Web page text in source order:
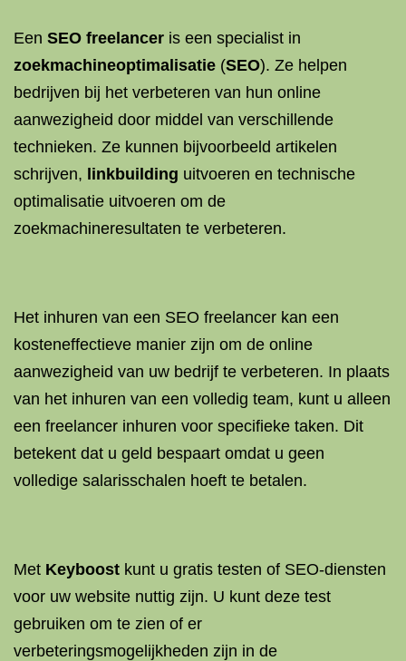
Een SEO freelancer is een specialist in
zoekmachineoptimalisatie (SEO). Ze helpen
bedrijven bij het verbeteren van hun online
aanwezigheid door middel van verschillende
technieken. Ze kunnen bijvoorbeeld artikelen
schrijven, linkbuilding uitvoeren en technische
optimalisatie uitvoeren om de
zoekmachineresultaten te verbeteren.
Het inhuren van een SEO freelancer kan een
kosteneffectieve manier zijn om de online
aanwezigheid van uw bedrijf te verbeteren. In plaats
van het inhuren van een volledig team, kunt u alleen
een freelancer inhuren voor specifieke taken. Dit
betekent dat u geld bespaart omdat u geen
volledige salarisschalen hoeft te betalen.
Met Keyboost kunt u gratis testen of SEO-diensten
voor uw website nuttig zijn. U kunt deze test
gebruiken om te zien of er
verbeteringsmogelijkheden zijn in de